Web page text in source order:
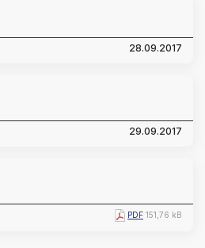
28.09.2017
29.09.2017
PDF 151,76 kB